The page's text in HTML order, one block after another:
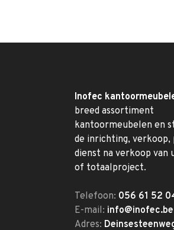
Inofec
breed assortiment
kantoormeubelen en
de inrichting, verkoop,
dienst na verkoop van
of totaalproject.
Telefoon: 056 61 52
E-mail: info@inofec.be
Adres: